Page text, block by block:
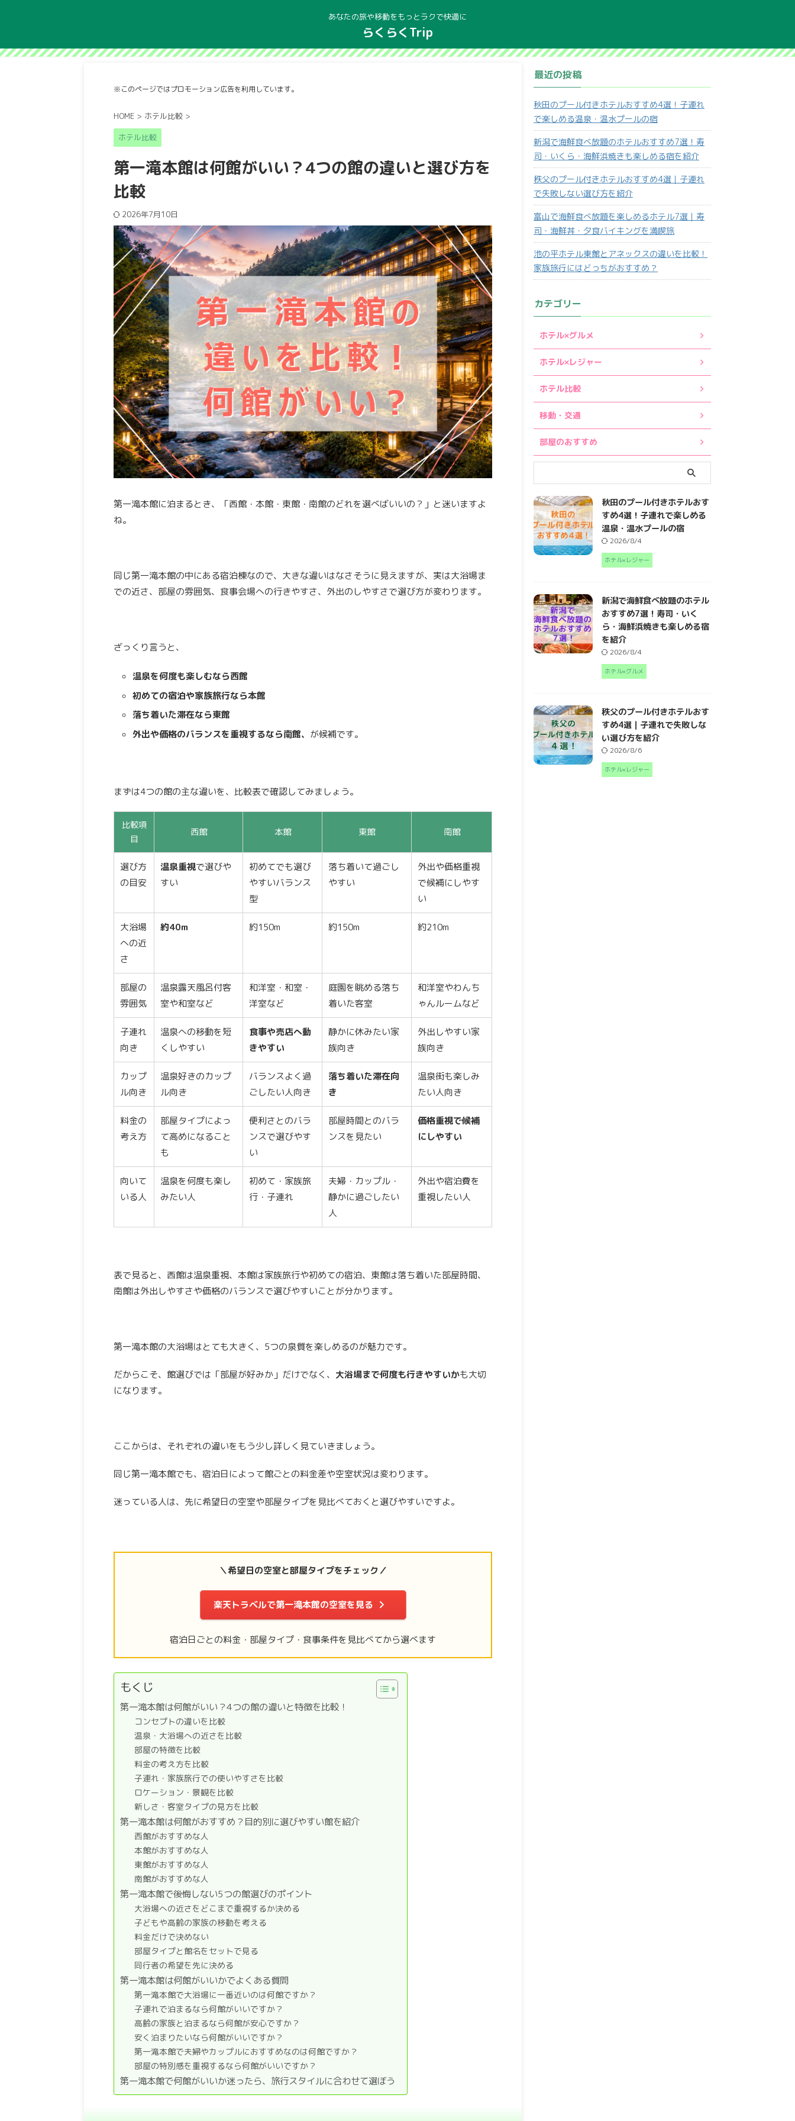
あなたの旅や移動をもっとラクで快適に
らくらくTrip
※このページではプロモーション広告を利用しています。
HOME > ホテル比較 >
ホテル比較
第一滝本館は何館がいい？4つの館の違いと選び方を
比較
2026年7月10日
第一滝本館に泊まるとき、「西館・本館・東館・南館のどれを選べばいいの？」と迷いますよ
ね。
同じ第一滝本館の中にある宿泊棟なので、大きな違いはなさそうに見えますが、実は大浴場ま
での近さ、部屋の雰囲気、食事会場への行きやすさ、外出のしやすさで選び方が変わります。
ざっくり言うと、
温泉を何度も楽しむなら西館
初めての宿泊や家族旅行なら本館
落ち着いた滞在なら東館
外出や価格のバランスを重視するなら南館、 が候補です。
まずは4つの館の主な違いを、比較表で確認してみましょう。
比較項
目
西館 本館 東館 南館
選び方
の目安
温泉重視で選びや
すい
初めてでも選び
やすいバランス
型
落ち着いて過ごし
やすい
外出や価格重視
で候補にしやす
い
大浴場
への近
さ
約40m 約150m 約150m 約210m
部屋の
雰囲気
温泉露天風呂付客
室や和室など
和洋室・和室・
洋室など
庭園を眺める落ち
着いた客室
和洋室やわんち
ゃんルームなど
子連れ
向き
温泉への移動を短
くしやすい
食事や売店へ動
きやすい
静かに休みたい家
族向き
外出しやすい家
族向き
カップ
ル向き
温泉好きのカップ
ル向き
バランスよく過
ごしたい人向き
落ち着いた滞在向
き
温泉街も楽しみ
たい人向き
料金の
考え方
部屋タイプによっ
て高めになること
も
便利さとのバラ
ンスで選びやす
い
部屋時間とのバラ
ンスを見たい
価格重視で候補
にしやすい
向いて
いる人
温泉を何度も楽し
みたい人
初めて・家族旅
行・子連れ
夫婦・カップル・
静かに過ごしたい
人
外出や宿泊費を
重視したい人
表で見ると、西館は温泉重視、本館は家族旅行や初めての宿泊、東館は落ち着いた部屋時間、
南館は外出しやすさや価格のバランスで選びやすいことが分かります。
第一滝本館の大浴場はとても大きく、5つの泉質を楽しめるのが魅力です。
だからこそ、館選びでは「部屋が好みか」だけでなく、 大浴場まで何度も行きやすいかも大切
になります。
ここからは、それぞれの違いをもう少し詳しく見ていきましょう。
同じ第一滝本館でも、宿泊日によって館ごとの料金差や空室状況は変わります。
迷っている人は、先に希望日の空室や部屋タイプを見比べておくと選びやすいですよ。
＼希望日の空室と部屋タイプをチェック／
楽天トラベルで第一滝本館の空室を見る
宿泊日ごとの料金・部屋タイプ・食事条件を見比べてから選べます
もくじ
第一滝本館は何館がいい？4つの館の違いと特徴を比較！
コンセプトの違いを比較
温泉・大浴場への近さを比較
部屋の特徴を比較
料金の考え方を比較
子連れ・家族旅行での使いやすさを比較
ロケーション・景観を比較
新しさ・客室タイプの見方を比較
第一滝本館は何館がおすすめ？目的別に選びやすい館を紹介
西館がおすすめな人
本館がおすすめな人
東館がおすすめな人
南館がおすすめな人
第一滝本館で後悔しない5つの館選びのポイント
大浴場への近さをどこまで重視するか決める
子どもや高齢の家族の移動を考える
料金だけで決めない
部屋タイプと館名をセットで見る
同行者の希望を先に決める
第一滝本館は何館がいいかでよくある質問
第一滝本館で大浴場に一番近いのは何館ですか？
子連れで泊まるなら何館がいいですか？
高齢の家族と泊まるなら何館が安心ですか？
安く泊まりたいなら何館がいいですか？
第一滝本館で夫婦やカップルにおすすめなのは何館ですか？
部屋の特別感を重視するなら何館がいいですか？
第一滝本館で何館がいいか迷ったら、旅行スタイルに合わせて選ぼう
最近の投稿
秋田のプール付きホテルおすすめ4選！子連れ
で楽しめる温泉・温水プールの宿
新潟で海鮮食べ放題のホテルおすすめ7選！寿
司・いくら・海鮮浜焼きも楽しめる宿を紹介
秩父のプール付きホテルおすすめ4選｜子連れ
で失敗しない選び方を紹介
富山で海鮮食べ放題を楽しめるホテル7選｜寿
司・海鮮丼・夕食バイキングを満喫旅
池の平ホテル東館とアネックスの違いを比較！
家族旅行にはどっちがおすすめ？
カテゴリー
ホテル×グルメ
ホテル×レジャー
ホテル比較
移動・交通
部屋のおすすめ
秋田のプール付きホテルおす
すめ4選！子連れで楽しめる
温泉・温水プールの宿
2026/8/4
ホテル×レジャー
新潟で海鮮食べ放題のホテル
おすすめ7選！寿司・いく
ら・海鮮浜焼きも楽しめる宿
を紹介
2026/8/4
ホテル×グルメ
秩父のプール付きホテルおす
すめ4選｜子連れで失敗しな
い選び方を紹介
2026/8/6
ホテル×レジャー